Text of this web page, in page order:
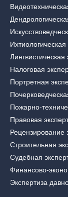
Ихтиологическая
Лингвистическая
Налоговая
Портретная
Пожарно-
Правовая
Рецензирование
Строительная
Судебная
Финансово-
Экспертиза